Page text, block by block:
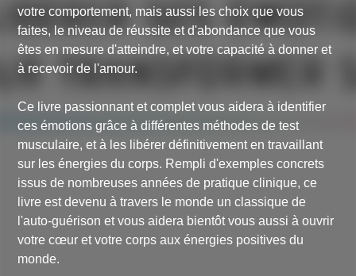
votre comportement, mais aussi les choix que vous
faites, le niveau de réussite et d'abondance que vous
êtes en mesure d'atteindre, et votre capacité à donner et
à recevoir de l'amour.
Ce livre passionnant et complet vous aidera à identifier
ces émotions grâce à différentes méthodes de test
musculaire, et à les libérer définitivement en travaillant
sur les énergies du corps. Rempli d'exemples concrets
issus de nombreuses années de pratique clinique, ce
livre est devenu à travers le monde un classique de
l'auto-guérison et vous aidera bientôt vous aussi à ouvrir
votre cœur et votre corps aux énergies positives du
monde.